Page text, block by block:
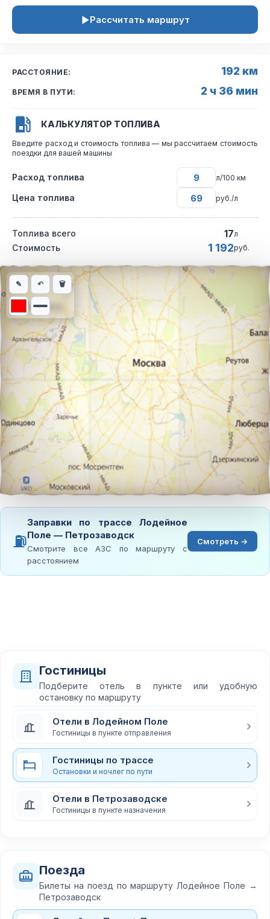
Рассчитать маршрут
РАССТОЯНИЕ: 192 км
ВРЕМЯ В ПУТИ: 2 ч 36 мин
КАЛЬКУЛЯТОР ТОПЛИВА
Введите расход и стоимость топлива — мы рассчитаем стоимость
поездки для вашей машины
Расход топлива л/100 км
Цена топлива руб./л
Топлива всего 17л
Стоимость 1 192руб.
Интерактивная карта автомобильного маршрута из города
✎ ↶ 🗑
⛽
Заправки по трассе Лодейное
Поле — Петрозаводск
Смотрите все АЗС по маршруту с
расстоянием
Смотреть →
Гостиницы
Подберите отель в пункте или удобную
остановку по маршруту
Отели в Лодейном Поле
Гостиницы в пункте отправления
Гостиницы по трассе
Остановки и ночлег по пути
Отели в Петрозаводске
Гостиницы в пункте назначения
Поезда
Билеты на поезд по маршруту Лодейное Поле →
Петрозаводск